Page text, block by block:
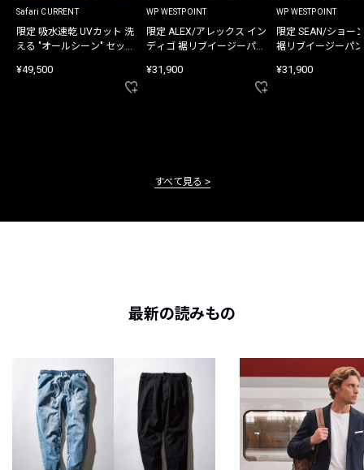
Safari CURRENT
限定 吸水速乾 UVカット 洗
える "オールシーン" セット
¥49,500
WP WESTPOINT
限定 ALEX/アレックス イン
ディゴ 裾リブイージーパン
¥31,900
WP WESTPOINT
限定 SEAN/ショー
裾リブイージーパ
¥31,900
すべて見る
最新の読みもの